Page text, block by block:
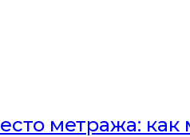
метража: